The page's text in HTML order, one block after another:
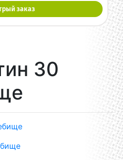
заказ
30